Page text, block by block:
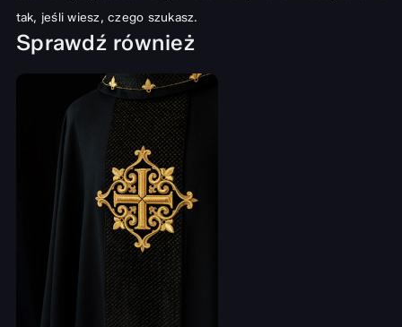
tak, jeśli wiesz, czego szukasz.
Sprawdź również